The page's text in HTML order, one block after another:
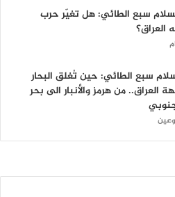
سبع الطائي: هل تغيّر حرب
العراق؟
سبع الطائي: حين تُغلق البحار
العراق.. من هرمز والأنبار الى بحر